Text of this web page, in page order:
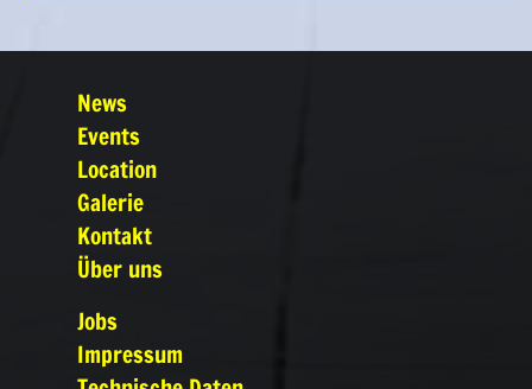
News
Events
Location
Galerie
Kontakt
Über uns
Jobs
Impressum